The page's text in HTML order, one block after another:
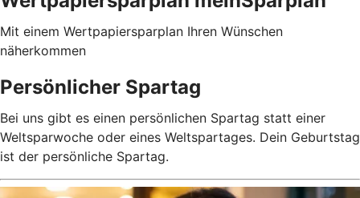
Mit einem Wertpapiersparplan Ihren Wünschen
näherkommen
Persönlicher Spartag
Bei uns gibt es einen persönlichen Spartag statt einer
Weltsparwoche oder eines Weltspartages. Dein Geburtstag
ist der persönliche Spartag.